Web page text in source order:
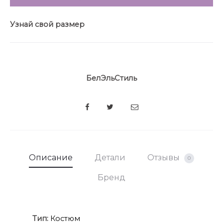
Узнай свой размер
БелЭльСтиль
SHARE
Описание Детали Отзывы 0
Бренд
Тип: Костюм